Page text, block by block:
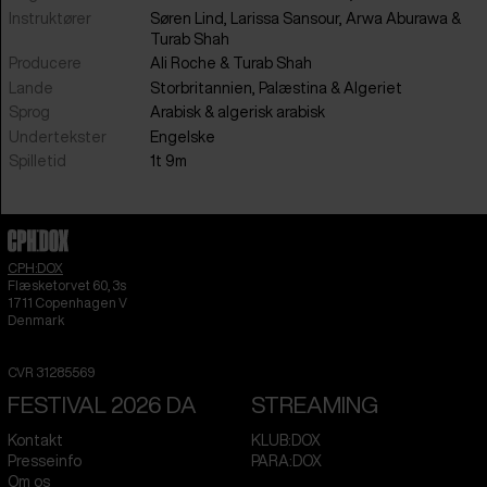
Instruktører
Søren Lind, Larissa Sansour, Arwa Aburawa &
Turab Shah
Producere
Ali Roche & Turab Shah
Lande
Storbritannien Palæstina & Algeriet
Sprog
arabisk& algerisk arabisk
Undertekster
engelske
Spilletid
1t 9m
CPH:DOX
Flæsketorvet 60, 3s
1711 Copenhagen V
Denmark
CVR 31285569
FESTIVAL 2026 DA
Kontakt
Presseinfo
Om os
STREAMING
KLUB:DOX
PARA:DOX